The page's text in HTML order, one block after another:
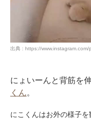
出典 : https://www.instagram.com/
にょいーんと背筋を
くん。
にこくんはお外の様子